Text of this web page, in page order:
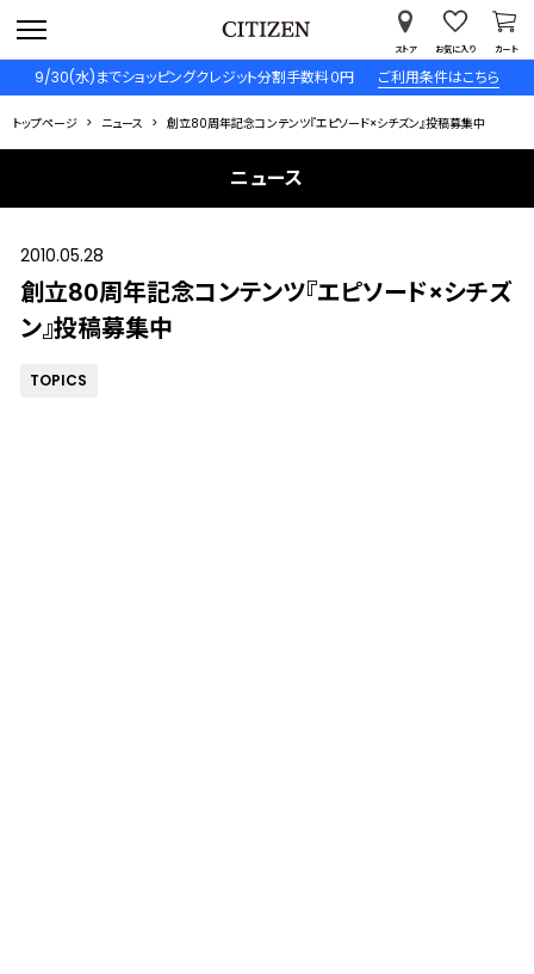
9/30(水)までショッピングクレジット分割手数料０円 ご利用条件はこちら
ストア お気に入り カート
トップページ ニュース 創立80周年記念コンテンツ『エピソード×シチズン』投稿募集中
ニュース
2010.05.28
創立80周年記念コンテンツ『エピソード×シチズ
ン』投稿募集中
TOPICS